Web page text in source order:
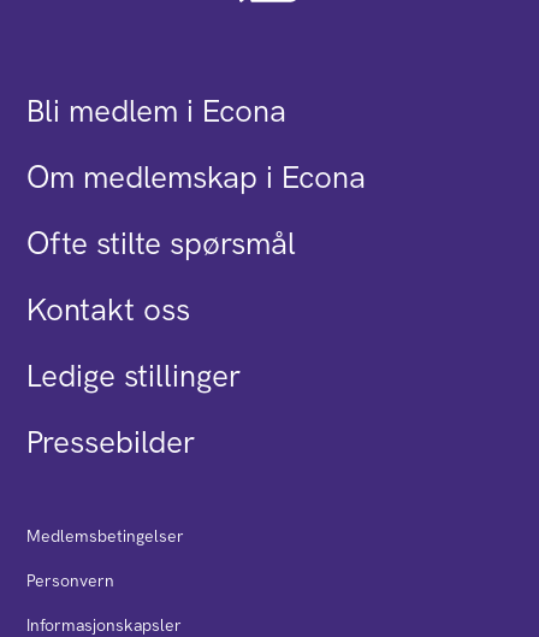
Bli medlem i Econa
Om medlemskap i Econa
Ofte stilte spørsmål
Kontakt oss
Ledige stillinger
Pressebilder
Medlemsbetingelser
Personvern
Informasjonskapsler